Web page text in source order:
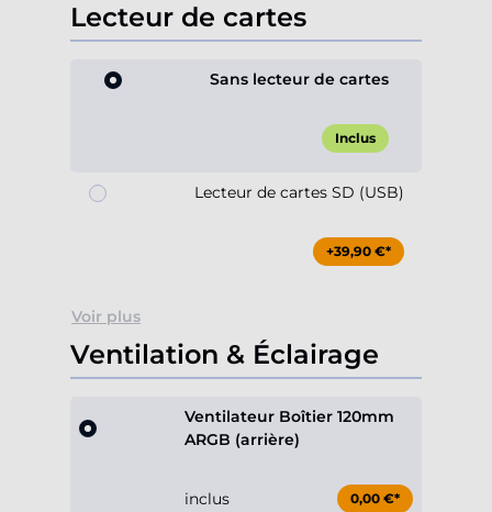
Lecteur de cartes
Sans lecteur de cartes
Inclus
Lecteur de cartes SD (USB)
+39,90 €*
Voir plus
Ventilation & Éclairage
Ventilateur Boîtier 120mm
ARGB (arrière)
inclus 0,00 €*